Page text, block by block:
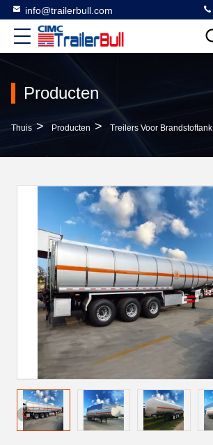
info@trailerbull.com
Producten
Thuis > Producten > Treilers Voor Brandstoftank